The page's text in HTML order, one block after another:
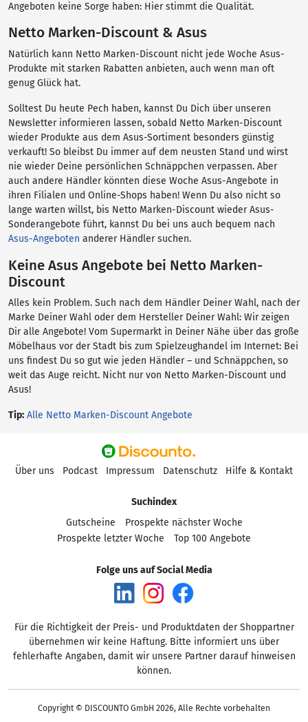
Angeboten keine Sorge haben: Hier stimmt die Qualität.
Netto Marken-Discount & Asus
Natürlich kann Netto Marken-Discount nicht jede Woche Asus-
Produkte mit starken Rabatten anbieten, auch wenn man oft
genug Glück hat.
Solltest Du heute Pech haben, kannst Du Dich über unseren
Newsletter informieren lassen, sobald Netto Marken-Discount
wieder Produkte aus dem Asus-Sortiment besonders günstig
verkauft! So bleibst Du immer auf dem neusten Stand und wirst
nie wieder Deine persönlichen Schnäppchen verpassen. Aber
auch andere Händler könnten diese Woche Asus-Angebote in
ihren Filialen und Online-Shops haben! Wenn Du also nicht so
lange warten willst, bis Netto Marken-Discount wieder Asus-
Sonderangebote führt, kannst Du bei uns auch bequem nach
Asus-Angeboten anderer Händler suchen.
Keine Asus Angebote bei Netto Marken-
Discount
Alles kein Problem. Such nach dem Händler Deiner Wahl, nach der
Marke Deiner Wahl oder dem Hersteller Deiner Wahl: Wir zeigen
Dir alle Angebote! Vom Supermarkt in Deiner Nähe über das große
Möbelhaus vor der Stadt bis zum Spielzeughandel im Internet: Bei
uns findest Du so gut wie jeden Händler – und Schnäppchen, so
weit das Auge reicht. Nicht nur von Netto Marken-Discount und
Asus!
Tip: Alle Netto Marken-Discount Angebote
Über uns Podcast Impressum Datenschutz Hilfe & Kontakt
Suchindex
Gutscheine
Prospekte nächster Woche
Prospekte letzter Woche
Top 100 Angebote
Folge uns auf Social Media
Für die Richtigkeit der Preis- und Produktdaten der Shoppartner
übernehmen wir keine Haftung. Bitte informiert uns über
fehlerhafte Angaben, damit wir unsere Partner darauf hinweisen
können.
Copyright © DISCOUNTO GmbH 2026, Alle Rechte vorbehalten